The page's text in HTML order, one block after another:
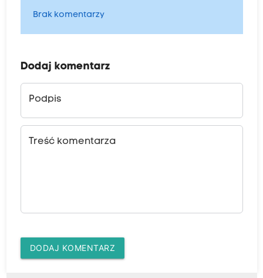
Brak komentarzy
Dodaj komentarz
Podpis
Treść komentarza
DODAJ KOMENTARZ